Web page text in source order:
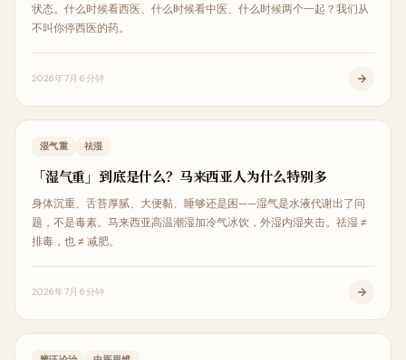
状态。什么时候看西医、什么时候看中医、什么时候两个一起？我们从
不叫你停西医的药。
2026年7月6分钟
中医科普
湿气重 祛湿
「湿气重」到底是什么？马来西亚人为什么特别多
身体沉重、舌苔厚腻、大便黏、睡够还是困——湿气是水液代谢出了问
题，不是毒素。马来西亚高温潮湿加冷气冰饮，外湿内湿夹击。祛湿 ≠
排毒，也 ≠ 减肥。
2026年7月6分钟
中医科普